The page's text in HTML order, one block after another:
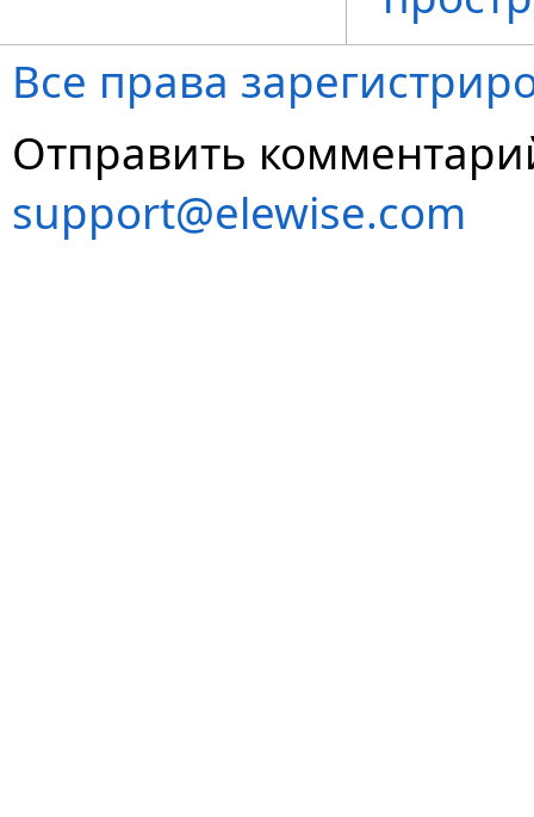
Все права
Отправить
support@elewise.com